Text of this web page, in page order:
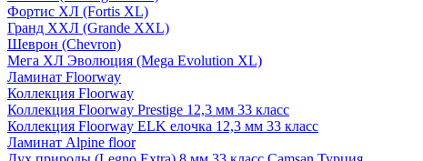
Фортис ХЛ (Fortis XL)
Гранд ХХЛ (Grande XXL)
Шеврон (Chevron)
Мега ХЛ Эволюция (Mega Evolution XL)
Ламинат Floorway
Коллекция Floorway
Коллекция Floorway Prestige 12,3 мм 33 класс
Коллекция Floorway ELK елочка 12,3 мм 33 класс
Ламинат Alpine floor